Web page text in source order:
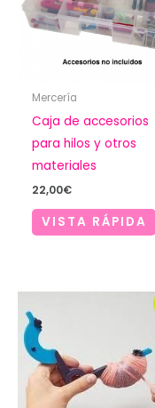
Mercería
Caja de accesorios
para hilos y otros
materiales
22,00€
VISTA RÁPIDA